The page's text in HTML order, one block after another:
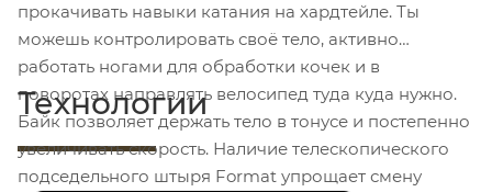
прокачивать навыки катания на хардтейле. Ты
можешь контролировать своё тело, активно
работать ногами для обработки кочек и в
поворотах направлять велосипед туда куда нужно.
Байк позволяет держать тело в тонусе и постепенно
увеличивать скорость. Наличие телескопического
подседельного штыря Format упрощает смену
Технологии